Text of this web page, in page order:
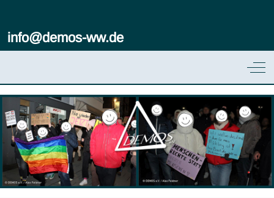
info@demos-ww.de